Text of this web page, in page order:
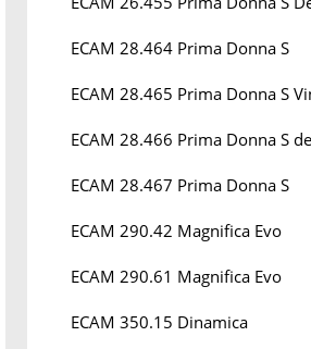
ECAM 28.464 Prima Donna S
ECAM 28.465 Prima Donna S
ECAM 28.466 Prima Donna S
ECAM 28.467 Prima Donna S
ECAM 290.42 Magnifica Evo
ECAM 290.61 Magnifica Evo
ECAM 350.15 Dinamica